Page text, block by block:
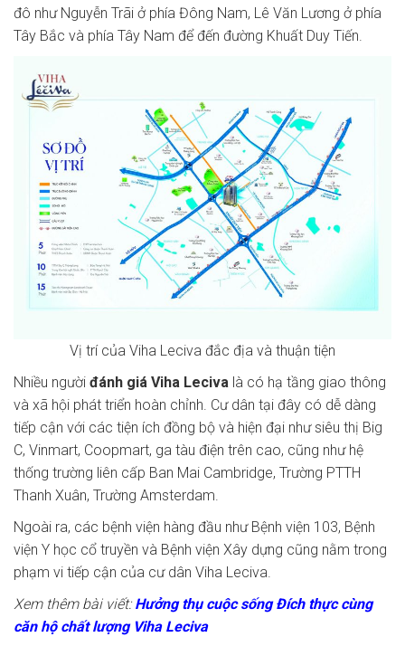
đô như Nguyễn Trãi ở phía Đông Nam, Lê Văn Lương ở phía
Tây Bắc và phía Tây Nam để đến đường Khuất Duy Tiến.
Vị trí của Viha Leciva đắc địa và thuận tiện
Nhiều người đánh giá Viha Leciva là có hạ tầng giao thông
và xã hội phát triển hoàn chỉnh. Cư dân tại đây có dễ dàng
tiếp cận với các tiện ích đồng bộ và hiện đại như siêu thị Big
C, Vinmart, Coopmart, ga tàu điện trên cao, cũng như hệ
thống trường liên cấp Ban Mai Cambridge, Trường PTTH
Thanh Xuân, Trường Amsterdam.
Ngoài ra, các bệnh viện hàng đầu như Bệnh viện 103, Bệnh
viện Y học cổ truyền và Bệnh viện Xây dựng cũng nằm trong
phạm vi tiếp cận của cư dân Viha Leciva.
Xem thêm bài viết:Hưởng thụ cuộc sống Đích thực cùng
căn hộ chất lượng Viha Leciva